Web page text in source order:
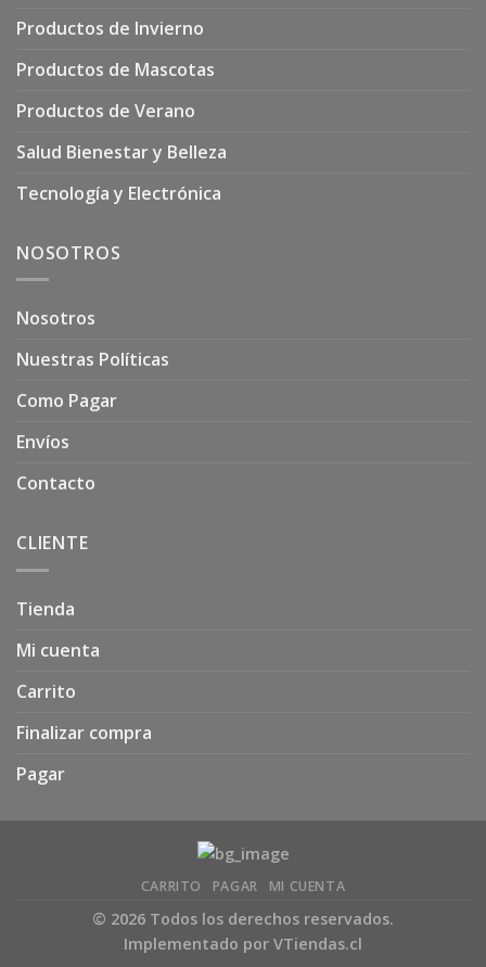
Productos de Invierno
Productos de Mascotas
Productos de Verano
Salud Bienestar y Belleza
Tecnología y Electrónica
NOSOTROS
Nosotros
Nuestras Políticas
Como Pagar
Envíos
Contacto
CLIENTE
Tienda
Mi cuenta
Carrito
Finalizar compra
Pagar
CARRITO PAGAR MI CUENTA
© 2026 Todos los derechos reservados.
Implementado por VTiendas.cl